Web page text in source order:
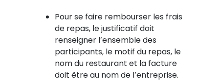
Pour se faire rembourser les frais
de repas, le justificatif doit
renseigner l’ensemble des
participants, le motif du repas, le
nom du restaurant et la facture
doit être au nom de l’entreprise.